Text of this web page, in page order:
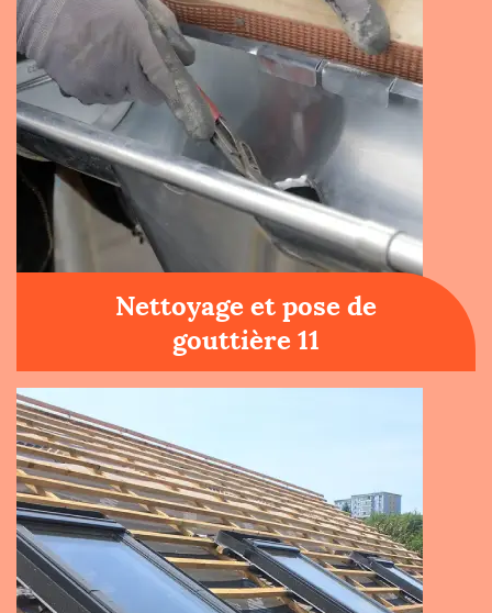
Nettoyage et pose de
gouttière 11